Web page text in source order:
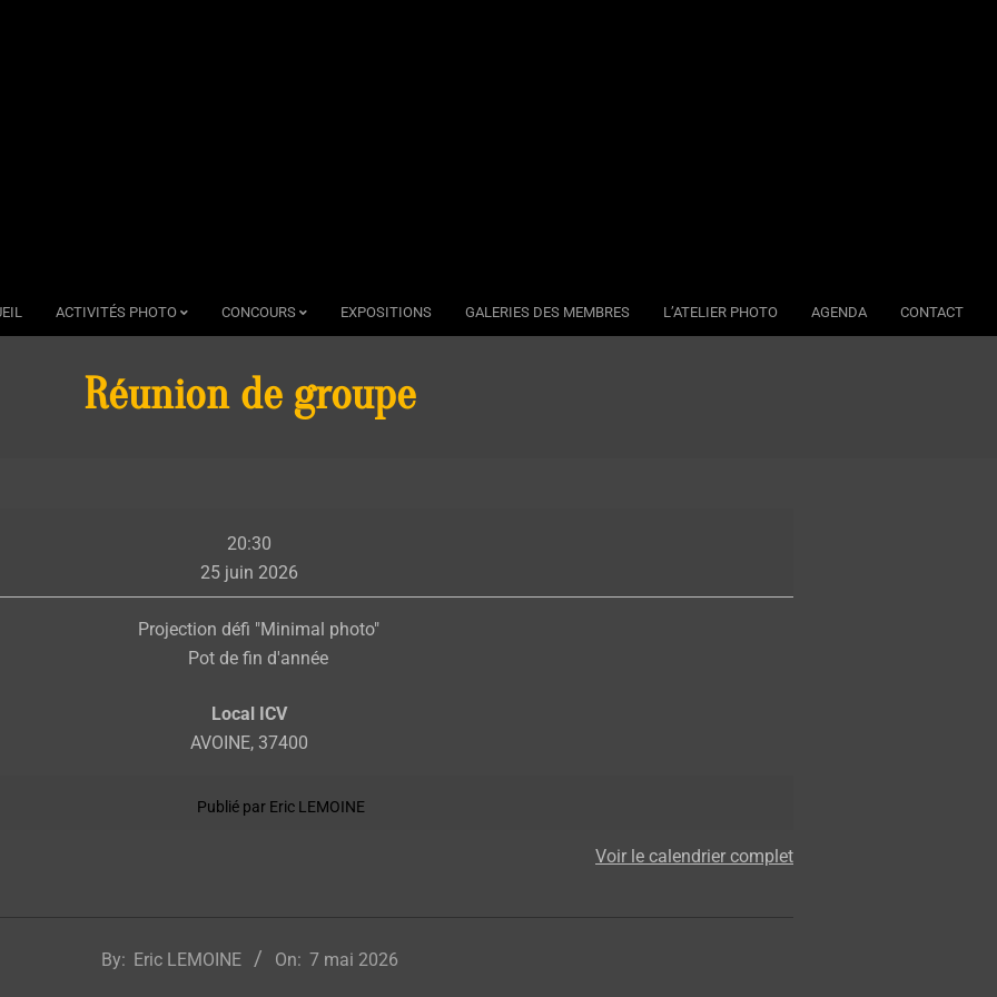
ACTIVITÉS PHOTO CONCOURS EXPOSITIONS GALERIES DES MEMBRES L’ATELIER PHOTO AGENDA CONTACT
Réunion de groupe
de
groupe
20:30
25 juin 2026
Projection défi "Minimal photo"
Pot de fin d'année
Local ICV
AVOINE, 37400
Publié par Eric LEMOINE
Voir le calendrier complet
By: Eric LEMOINE On: 7 mai 2026